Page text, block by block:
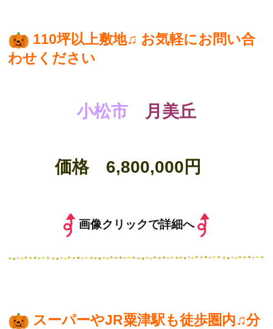
110坪以上敷地♫ お気軽にお問い合
わせください
小松市 月美丘
価格 6,800,000円
画像クリックで詳細へ
スーパーやJR粟津駅も徒歩圏内♫分